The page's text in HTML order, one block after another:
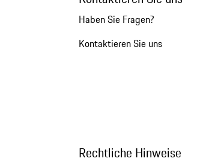
Haben Sie Fragen?
Kontaktieren Sie uns
Rechtliche Hinweise